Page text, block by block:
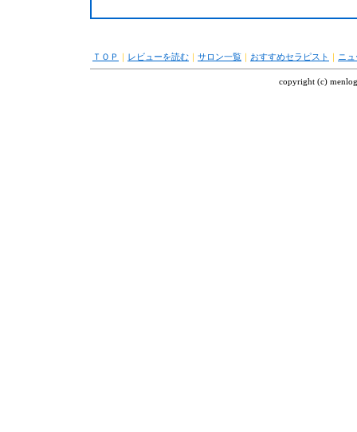
ＴＯＰ ｜ レビューを読む ｜ サロン一覧 ｜ おすすめセラピスト ｜ ニ
copyright (c)